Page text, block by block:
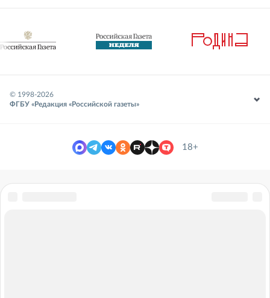
© 1998-2026
ФГБУ «Редакция «Российской газеты»
18+